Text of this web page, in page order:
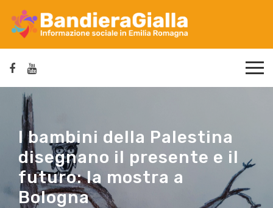
I bambini della Palestina
disegnano il presente e il
futuro: la mostra a
Bologna